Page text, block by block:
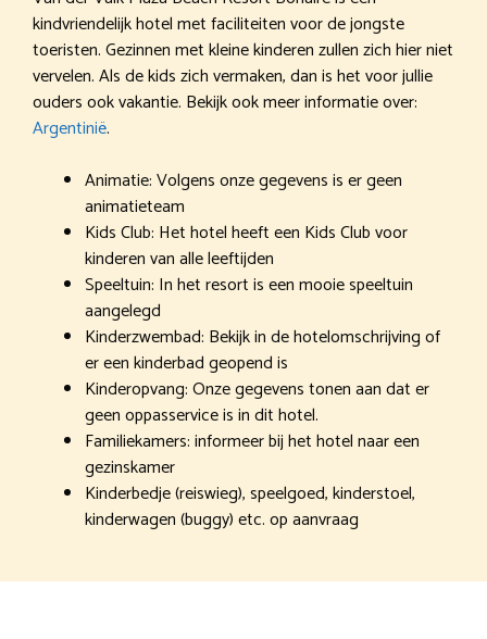
kindvriendelijk hotel met faciliteiten voor de jongste
toeristen. Gezinnen met kleine kinderen zullen zich hier niet
vervelen. Als de kids zich vermaken, dan is het voor jullie
ouders ook vakantie. Bekijk ook meer informatie over:
Argentinië.
Animatie: Volgens onze gegevens is er geen
animatieteam
Kids Club: Het hotel heeft een Kids Club voor
kinderen van alle leeftijden
Speeltuin: In het resort is een mooie speeltuin
aangelegd
Kinderzwembad: Bekijk in de hotelomschrijving of
er een kinderbad geopend is
Kinderopvang: Onze gegevens tonen aan dat er
geen oppasservice is in dit hotel.
Familiekamers: informeer bij het hotel naar een
gezinskamer
Kinderbedje (reiswieg), speelgoed, kinderstoel,
kinderwagen (buggy) etc. op aanvraag